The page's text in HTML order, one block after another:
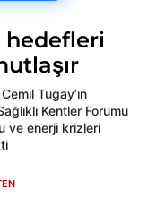
hedefleri
Tugay’ın
Kentler Forumu
ve enerji krizleri